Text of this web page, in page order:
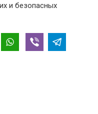
и безопасных